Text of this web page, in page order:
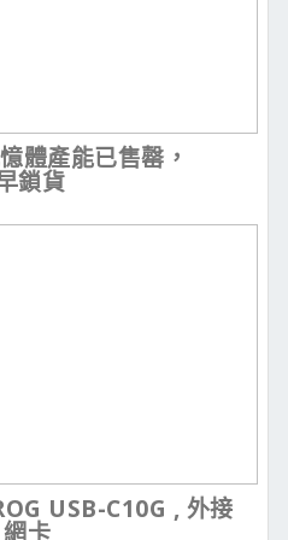
體產能已售罄，
鎖貨
USB-C10G , 外接
卡